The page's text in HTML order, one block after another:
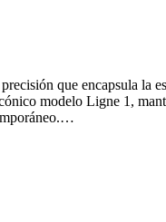
que encapsula la
modelo Ligne 1,